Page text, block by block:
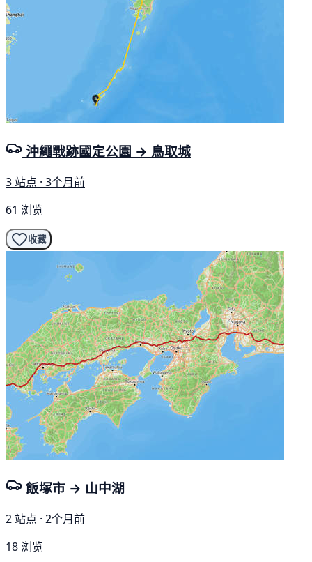
沖繩戰跡國定公園 → 鳥取城
3 站点 · 3个月前
61 浏览
收藏
飯塚市 → 山中湖
2 站点 · 2个月前
18 浏览